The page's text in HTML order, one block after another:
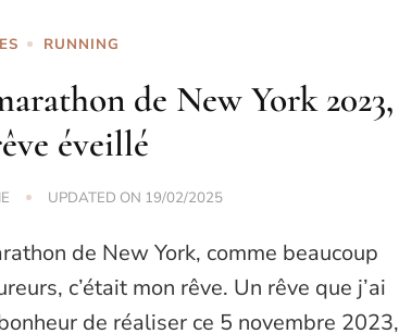
RUNNING
de New York 2023,
éveillé
UPDATED ON 19/02/2025
de New York, comme beaucoup
c’était mon rêve. Un rêve que j’ai
de réaliser ce 5 novembre 2023,